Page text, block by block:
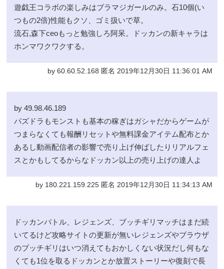
遊戯王コラボの楽しみはブラマジガールのみ。石10個(い
つもの2倍)性能もクソ、ゴミ扱いで草。
流石,森下ceoもっと勉強しろ阿呆。ドッカンの新キャラは
ホンマワクワクする。
by 60.60.52.168 匿名 2019年12月30日 11:36:01 AM
by 49.98.46.189
パズドラもモンストも基本の稼ぎはガシャだからゲームが
つまらなくても報酬リセットや無料課金アイテム配布とか
あるし動画配信者の影響で売り上げ伸ばしたりリアルフェ
スとかもしてるからなドッカン以上の売り上げの達人よ
by 180.221.159.225 匿名 2019年12月30日 11:34:13 AM
ドッカンバトル、レジェンズ、ブッチギリマッチはまだ続
いてるけど攻略サイトの更新が無いレジェンズやブラウザ
のブッチギリはいつ消えてもおかしくない状況だし何もな
くても1位を取るドッカンとか放置ストーリーや復刻で長